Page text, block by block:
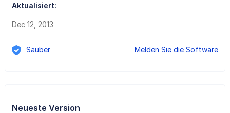
Aktualisiert:
Dec 12, 2013
Sauber Melden Sie die Software
Neueste Version